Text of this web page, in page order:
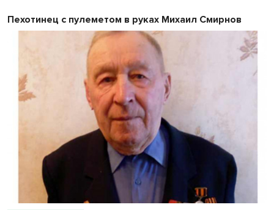
Пехотинец с пулеметом в руках Михаил Смирнов